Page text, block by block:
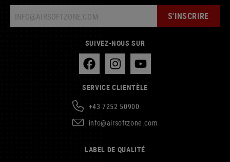
S'INSCRIRE
SUIVEZ-NOUS SUR
SERVICE CLIENTÈLE
+43 7252 50900
info@airsoftzone.com
LABEL DE QUALITÉ